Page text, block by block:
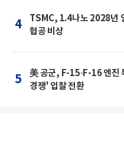
4
TSMC, 1.4나노 2028년
협공 비상
5
美 공군, F-15·F-16 엔진
경쟁' 입찰 전환